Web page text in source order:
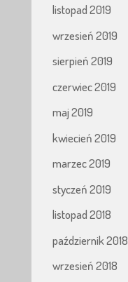
listopad 2019
wrzesień 2019
sierpień 2019
czerwiec 2019
maj 2019
kwiecień 2019
marzec 2019
styczeń 2019
listopad 2018
październik 2018
wrzesień 2018